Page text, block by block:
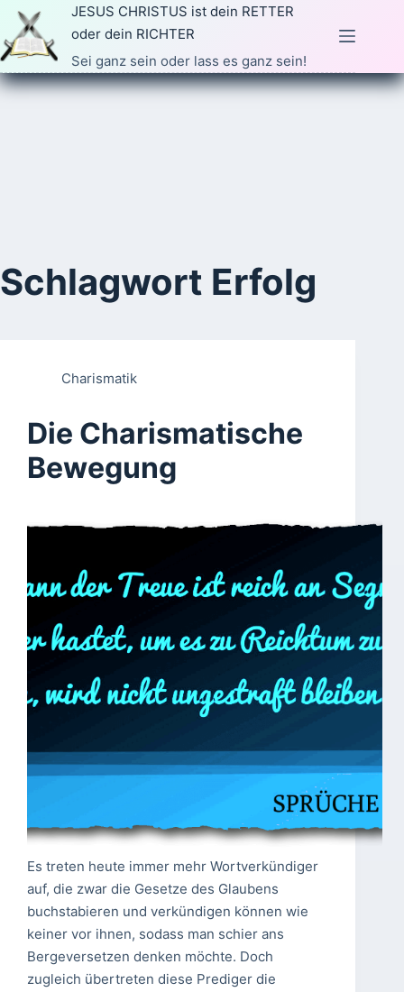
Zum
Inhalt
springen
JESUS CHRISTUS ist dein RETTER
oder dein RICHTER
Sei ganz sein oder lass es ganz sein!
Schlagwort Erfolg
Charismatik
Die Charismatische
Bewegung
Es treten heute immer mehr Wortverkündiger
auf, die zwar die Gesetze des Glaubens
buchstabieren und verkündigen können wie
keiner vor ihnen, sodass man schier ans
Bergeversetzen denken möchte. Doch
zugleich übertreten diese Prediger die